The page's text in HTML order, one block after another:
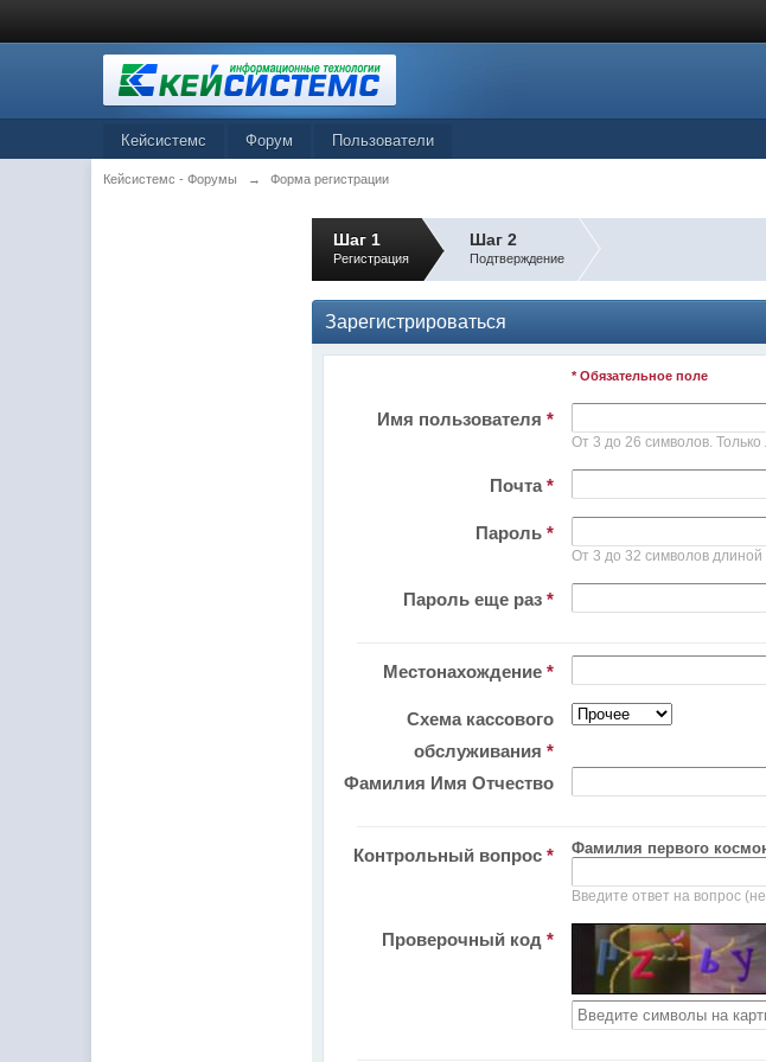
Кейсистемс Форум Пользователи
Кейсистемс - Форумы → Форма регистрации
Шаг 1
Регистрация
Шаг 2
Подтверждение
Зарегистрироваться
* Обязательное поле
Имя пользователя *
От 3 до 26 символов. Только
Почта*
Пароль *
От 3 до 32 символов длиной
Пароль еще раз *
Местонахождение *
Схема кассового
обслуживания *
Фамилия Имя Отчество
Контрольный вопрос * Фамилия первого
Введите ответ на вопрос
Проверочный код *